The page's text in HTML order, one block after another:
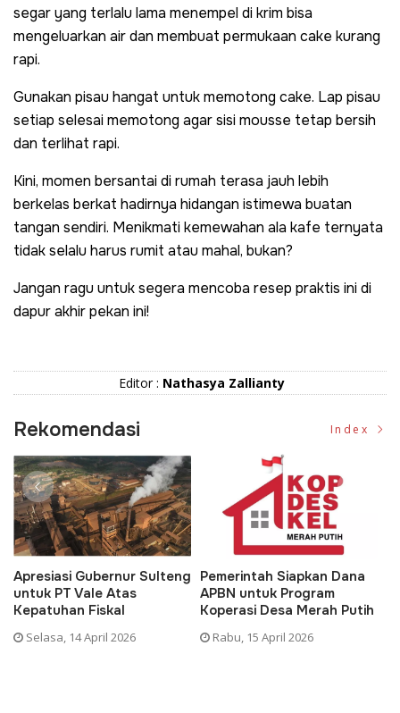
segar yang terlalu lama menempel di krim bisa
mengeluarkan air dan membuat permukaan cake kurang
rapi.
Gunakan pisau hangat untuk memotong cake. Lap pisau
setiap selesai memotong agar sisi mousse tetap bersih
dan terlihat rapi.
Kini, momen bersantai di rumah terasa jauh lebih
berkelas berkat hadirnya hidangan istimewa buatan
tangan sendiri. Menikmati kemewahan ala kafe ternyata
tidak selalu harus rumit atau mahal, bukan?
Jangan ragu untuk segera mencoba resep praktis ini di
dapur akhir pekan ini!
Editor : Nathasya Zallianty
Rekomendasi Index
Gubernur Sulteng
PT Vale Atas
Fiskal
14 April 2026
Pemerintah Siapkan Dana
APBN untuk Program
Koperasi Desa Merah Putih
Rabu, 15 April 2026
Dedi